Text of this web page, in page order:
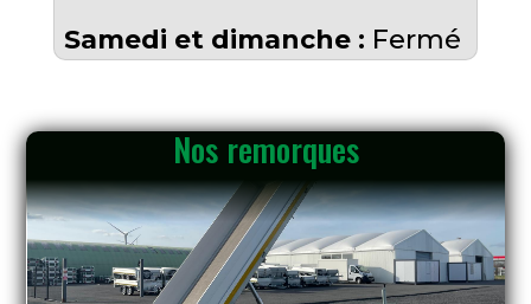
Samedi et dimanche : Fermé
Nos remorques